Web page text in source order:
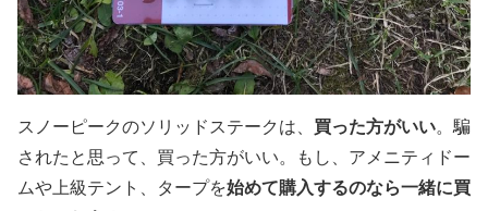
スノーピークのソリッドステークは、 買った方がいい。騙
されたと思って、買った方がいい。もし、アメニティドー
ムや上級テント、タープを始めて購入するのなら一緒に買